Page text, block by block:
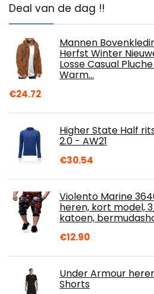
Deal van de dag !!
Mannen
Herfst Winter
Losse Casual
Warm…
€24.72
Higher State Half
2.0 - AW21
€30.54
Violento Marine
heren, kort model,
katoen,
€12.90
Under Armour
Shorts